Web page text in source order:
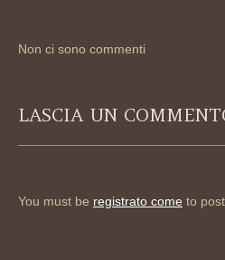
Non ci sono commenti
LASCIA UN
You must be registrato come to